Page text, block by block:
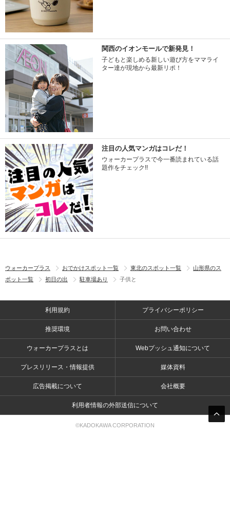
関西のイオンモールで新発見！
子どもと楽しめる新しい遊び方をママライ
ター達が現地から最新リポ！
注目の人気マンガはコレだ！
ウォーカープラスで今一番読まれている話
題作をチェック!!
ウォーカープラス おでかけスポット一覧 東北のスポット一覧
山形県のス
ポット一覧
初日の出 駐車場あり 子供と
利用規約 プライバシーポリシー
推奨環境 お問い合わせ
ウォーカープラスとは Webプッシュ通知について
プレスリリース・情報提供 媒体資料
広告掲載について 会社概要
利用者情報の外部送信について
©KADOKAWA CORPORATION